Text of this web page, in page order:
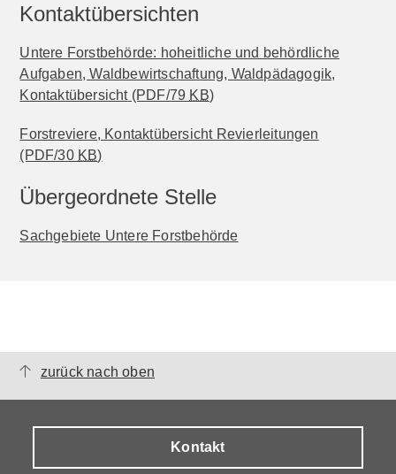
Kontaktübersichten
Untere Forstbehörde: hoheitliche und behördliche
Aufgaben, Waldbewirtschaftung, Waldpädagogik,
Kontaktübersicht(PDF/79 KB)
Forstreviere, Kontaktübersicht Revierleitungen
(PDF/30 KB)
Übergeordnete Stelle
Sachgebiete Untere Forstbehörde
zurück nach oben
Kontakt